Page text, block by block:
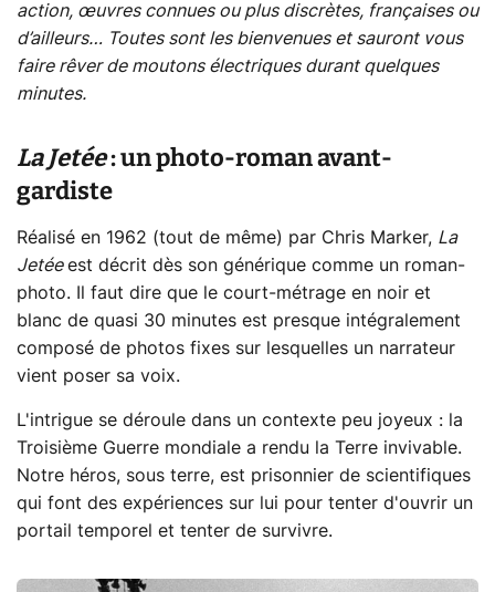
action, œuvres connues ou plus discrètes, françaises ou
d’ailleurs… Toutes sont les bienvenues et sauront vous
faire rêver de moutons électriques durant quelques
minutes.
La Jetée: un photo-roman avant-
gardiste
Réalisé en 1962 (tout de même) par Chris Marker, La
Jetéeest décrit dès son générique comme un roman-
photo. Il faut dire que le court-métrage en noir et
blanc de quasi 30 minutes est presque intégralement
composé de photos fixes sur lesquelles un narrateur
vient poser sa voix.
L'intrigue se déroule dans un contexte peu joyeux : la
Troisième Guerre mondiale a rendu la Terre invivable.
Notre héros, sous terre, est prisonnier de scientifiques
qui font des expériences sur lui pour tenter d'ouvrir un
portail temporel et tenter de survivre.